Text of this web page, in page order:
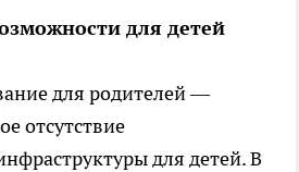
для детей
для родителей —
отсутствие
для детей. В